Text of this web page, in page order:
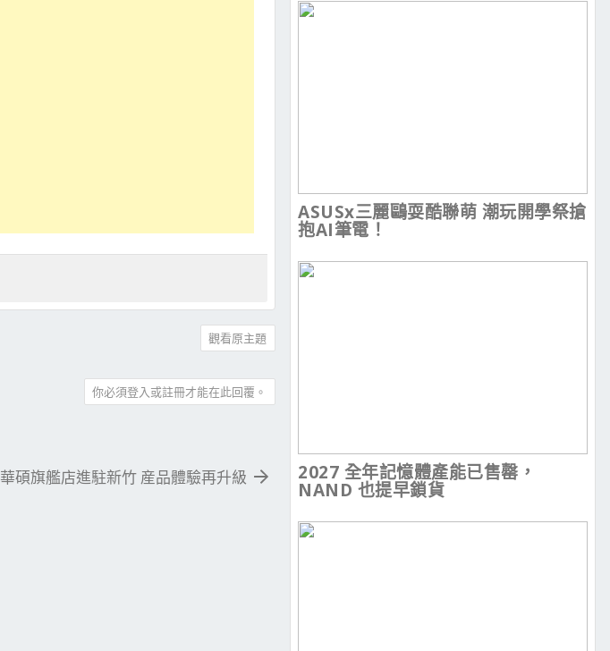
觀看原主題
你必須登入或註冊才能在此回覆。
華碩旗艦店進駐新竹 産品體驗再升級
ASUSx三麗鷗耍酷聯萌 潮玩開學祭搶
抱AI筆電！
2027 全年記憶體產能已售罄，
NAND 也提早鎖貨